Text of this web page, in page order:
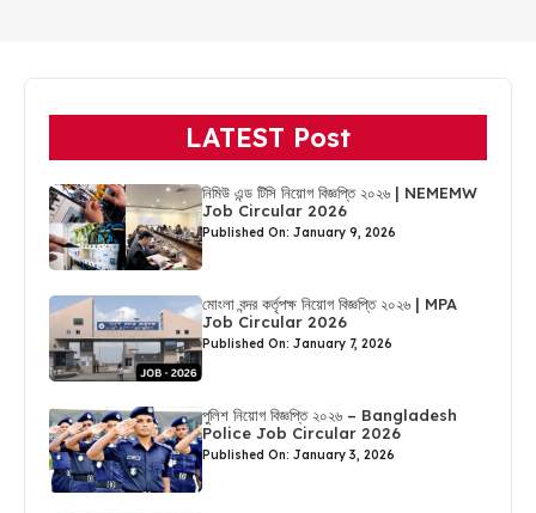
LATEST Post
নিমিউ এন্ড টিসি নিয়োগ বিজ্ঞপ্তি ২০২৬ | NEMEMW
Job Circular 2026
Published On: January 9, 2026
মোংলা বন্দর কর্তৃপক্ষ নিয়োগ বিজ্ঞপ্তি ২০২৬ | MPA
Job Circular 2026
Published On: January 7, 2026
পুলিশ নিয়োগ বিজ্ঞপ্তি ২০২৬ – Bangladesh
Police Job Circular 2026
Published On: January 3, 2026